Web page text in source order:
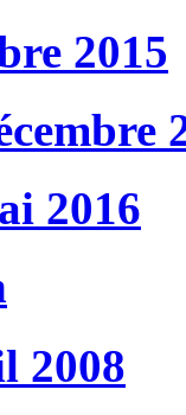
2015
2016
2008